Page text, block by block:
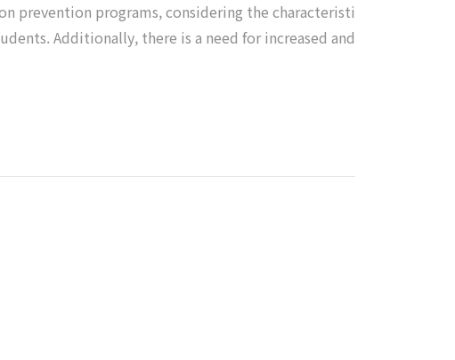
prevention programs, considering the characteristi
Additionally, there is a need for increased and